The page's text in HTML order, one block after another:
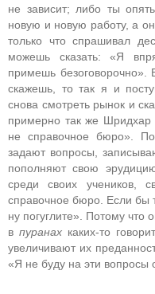
не зависит; либо ты
новую и новую работу, а
только что спрашивал
можешь сказать: «Я
примешь безоговорочно».
скажешь, то так я и
снова смотреть рынок и
примерно так же Шридхар
не справочное бюро».
задают вопросы,
пополняют свою
среди своих учеников,
справочное бюро. Если бы
ну погуглите». Потому что
в пуранах каких-то
увеличивают их
«Я не буду на эти вопросы